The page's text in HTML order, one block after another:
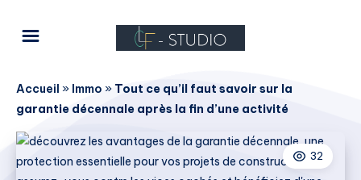
Accueil » Immo » Tout ce qu’il faut savoir sur la
garantie décennale après la fin d’une activité
32